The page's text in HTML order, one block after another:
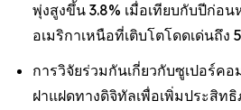
พุ่งสูงขึ้น 3.8% เมื่อเทียบกับปีก่อ
อเมริกาเหนือที่เติบโตโดดเด่นถึง
การวิจัยร่วมกันเกี่ยวกับซูเปอร์ค
ฝาแฝดทางดิจิทัลเพื่อเพิ่มประสิท